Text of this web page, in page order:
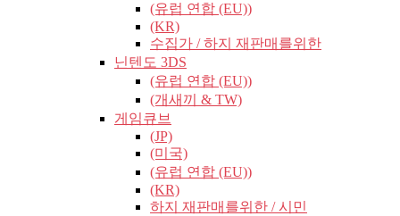
(유럽​​ 연합 (EU))
(KR)
수집가 / 하지 재판매를위한
닌텐도 3DS
(유럽​​ 연합 (EU))
(개새끼 & TW)
게임큐브
(JP)
(미국)
(유럽​​ 연합 (EU))
(KR)
하지 재판매를위한 / 시민